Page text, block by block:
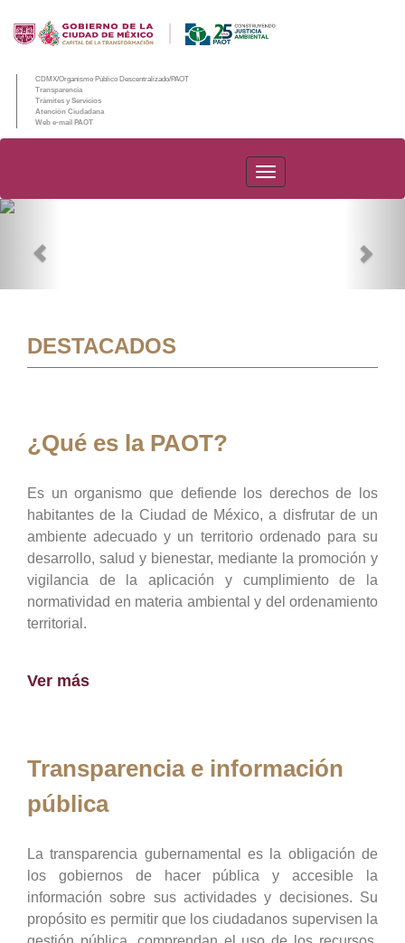
CDMX/Organismo Público Descentralizado/PAOT
Transparencia
Trámites y Servicios
Atención Ciudadana
Web e-mail PAOT
PAOT
DESTACADOS
¿Qué es la PAOT?
Es un organismo que defiende los derechos de los
habitantes de la Ciudad de México, a disfrutar de un
ambiente adecuado y un territorio ordenado para su
desarrollo, salud y bienestar, mediante la promoción y
vigilancia de la aplicación y cumplimiento de la
normatividad en materia ambiental y del ordenamiento
territorial.
Ver más
Transparencia e información
pública
La transparencia gubernamental es la obligación de
los gobiernos de hacer pública y accesible la
información sobre sus actividades y decisiones. Su
propósito es permitir que los ciudadanos supervisen la